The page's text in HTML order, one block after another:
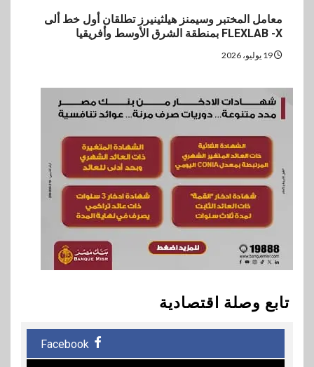
معامل المختبر وسيمنز هيلثينيرز تطلقان أول خط ألى
FLEXLAB -X بمنطقة الشرق الأوسط وأفريقيا
تابع وصلة اقتصادية
Facebook